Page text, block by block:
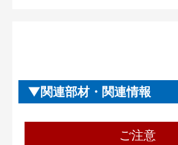
関連部材・関連情報
ご注意